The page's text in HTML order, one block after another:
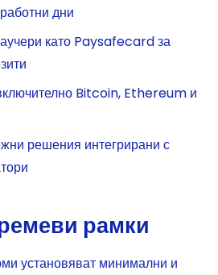
дни
като Paysafecard за
Bitcoin, Ethereum и
решения интегрирани с
рамки
установяват минимални и